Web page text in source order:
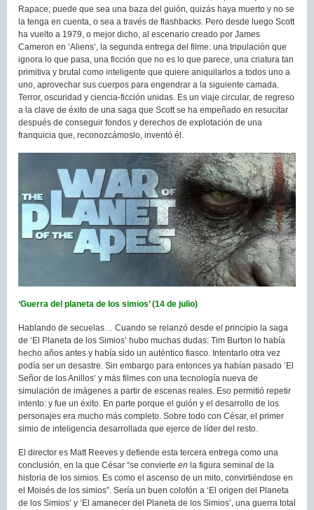
Rapace; puede que sea una baza del guión, quizás haya muerto y no se
la tenga en cuenta, o sea a través de flashbacks. Pero desde luego Scott
ha vuelto a 1979, o mejor dicho, al escenario creado por James
Cameron en ‘Aliens’, la segunda entrega del filme: una tripulación que
ignora lo que pasa, una ficción que no es lo que parece, una criatura tan
primitiva y brutal como inteligente que quiere aniquilarlos a todos uno a
uno, aprovechar sus cuerpos para engendrar a la siguiente camada.
Terror, oscuridad y ciencia-ficción unidas. Es un viaje circular, de regreso
a la clave de éxito de una saga que Scott se ha empeñado en resucitar
después de conseguir fondos y derechos de explotación de una
franquicia que, reconozcámoslo, inventó él.
‘Guerra del planeta de los simios’ (14 de julio)
Hablando de secuelas… Cuando se relanzó desde el principio la saga
de ‘El Planeta de los Simios’ hubo muchas dudas: Tim Burton lo había
hecho años antes y había sido un auténtico fiasco. Intentarlo otra vez
podía ser un desastre. Sin embargo para entonces ya habían pasado ‘El
Señor de los Anillos’ y más filmes con una tecnología nueva de
simulación de imágenes a partir de escenas reales. Eso permitió repetir
intento: y fue un éxito. En parte porque el guión y el desarrollo de los
personajes era mucho más completo. Sobre todo con César, el primer
simio de inteligencia desarrollada que ejerce de líder del resto.
El director es Matt Reeves y defiende esta tercera entrega como una
conclusión, en la que César “se convierte en la figura seminal de la
historia de los simios. Es como el ascenso de un mito, convirtiéndose en
el Moisés de los simios”. Sería un buen colofón a ‘El origen del Planeta
de los Simios’ y ‘El amanecer del Planeta de los Simios’, una guerra total